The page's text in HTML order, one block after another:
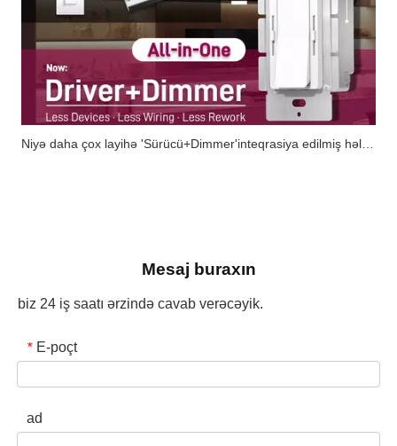
Niyə daha çox layihə 'Sürücü+Dimmer'inteqrasiya edilmiş həllərinə doğru irəliləyir?
Mesaj buraxın
biz 24 iş saatı ərzində cavab verəcəyik.
* E-poçt
ad